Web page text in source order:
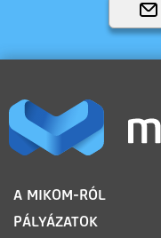
LÁBLÉC
A MIKOM-RÓL
PÁLYÁZATOK